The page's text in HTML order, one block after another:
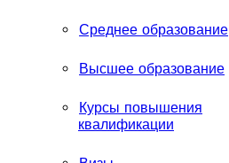
Среднее образование
Высшее образование
Курсы повышения
квалификации